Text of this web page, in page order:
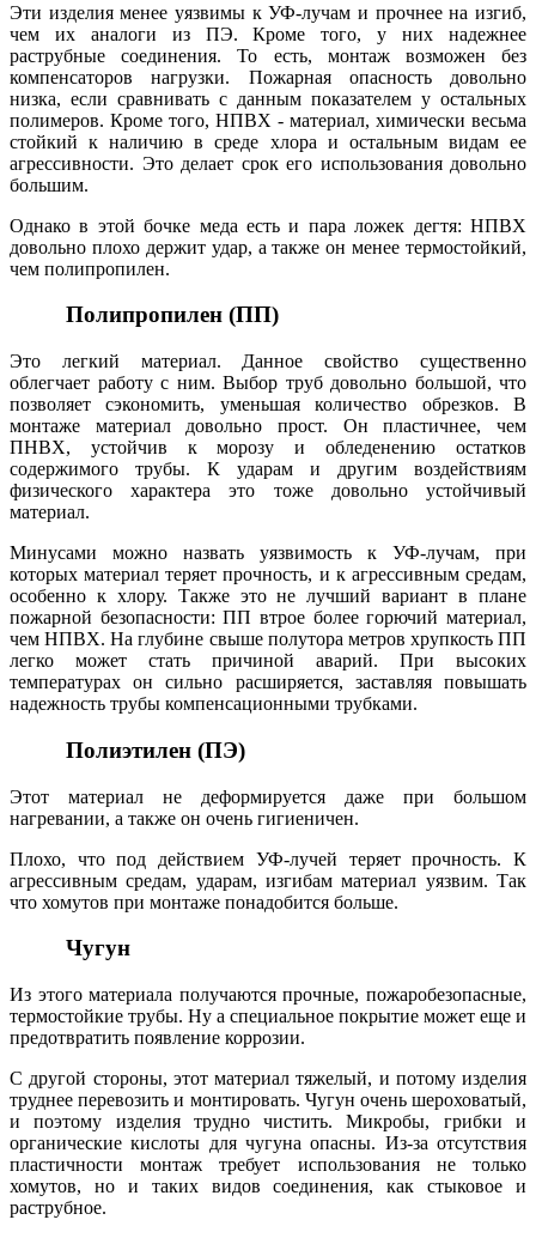
Эти изделия менее уязвимы к УФ-лучам и прочнее на изгиб,
чем их аналоги из ПЭ. Кроме того, у них надежнее
раструбные соединения. То есть, монтаж возможен без
компенсаторов нагрузки. Пожарная опасность довольно
низка, если сравнивать с данным показателем у остальных
полимеров. Кроме того, НПВХ - материал, химически весьма
стойкий к наличию в среде хлора и остальным видам ее
агрессивности. Это делает срок его использования довольно
большим.
Однако в этой бочке меда есть и пара ложек дегтя: НПВХ
довольно плохо держит удар, а также он менее термостойкий,
чем полипропилен.
Полипропилен (ПП)
Это легкий материал. Данное свойство существенно
облегчает работу с ним. Выбор труб довольно большой, что
позволяет сэкономить, уменьшая количество обрезков. В
монтаже материал довольно прост. Он пластичнее, чем
ПНВХ, устойчив к морозу и обледенению остатков
содержимого трубы. К ударам и другим воздействиям
физического характера это тоже довольно устойчивый
материал.
Минусами можно назвать уязвимость к УФ-лучам, при
которых материал теряет прочность, и к агрессивным средам,
особенно к хлору. Также это не лучший вариант в плане
пожарной безопасности: ПП втрое более горючий материал,
чем НПВХ. На глубине свыше полутора метров хрупкость ПП
легко может стать причиной аварий. При высоких
температурах он сильно расширяется, заставляя повышать
надежность трубы компенсационными трубками.
Полиэтилен (ПЭ)
Этот материал не деформируется даже при большом
нагревании, а также он очень гигиеничен.
Плохо, что под действием УФ-лучей теряет прочность. К
агрессивным средам, ударам, изгибам материал уязвим. Так
что хомутов при монтаже понадобится больше.
Чугун
Из этого материала получаются прочные, пожаробезопасные,
термостойкие трубы. Ну а специальное покрытие может еще и
предотвратить появление коррозии.
С другой стороны, этот материал тяжелый, и потому изделия
труднее перевозить и монтировать. Чугун очень шероховатый,
и поэтому изделия трудно чистить. Микробы, грибки и
органические кислоты для чугуна опасны. Из-за отсутствия
пластичности монтаж требует использования не только
хомутов, но и таких видов соединения, как стыковое и
раструбное.